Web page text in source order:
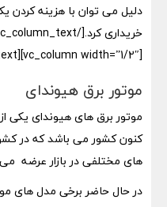
دلیل می توان با هزینه کردن
[vc_column width=”1/2″][vc_column_text]
موتور برق هیوندای
موتور برق های هیوندای یکی از
کنون کشور می باشد که در
های مختلفی در بازار عرضه
در حال حاضر برخی مدل های